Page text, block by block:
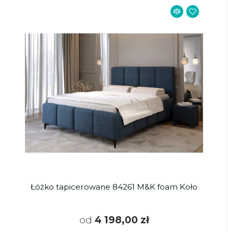
Łóżko tapicerowane 84261 M&K foam Koło
od 4 198,00 zł